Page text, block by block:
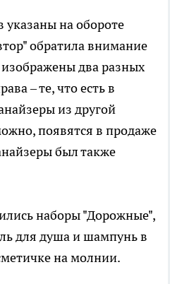
указаны на обороте
обратила внимание
два разных
– те, что есть в
из другой
появятся в продаже
был также
наборы "Дорожные",
для душа и шампунь в
на молнии.